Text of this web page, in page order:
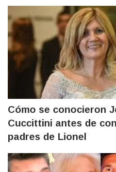
Cómo se conocieron
Cuccittini antes de
padres de Lionel